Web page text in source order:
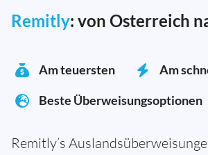
Remitly: von Osterreich
Am teuersten
Am
Beste Überweisungsoptionen
Remitly’s